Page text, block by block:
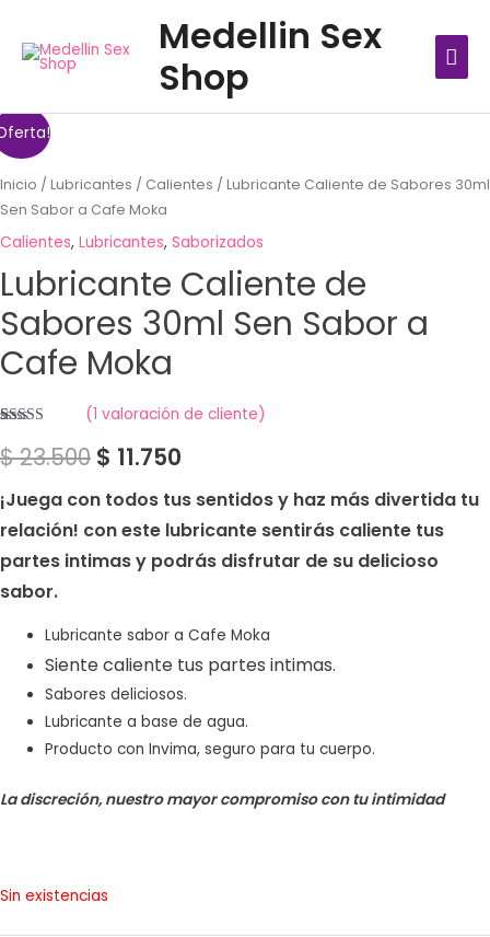
contenido
Medellin Sex
Shop
Inicio / Lubricantes / Calientes / Lubricante Caliente de Sabores 30ml
Sen Sabor a Cafe Moka
Calientes, Lubricantes, Saborizados
Lubricante Caliente de
Sabores 30ml Sen Sabor a
Cafe Moka
con4.00
de 5 en
valoración
de un
cliente
(1 valoración de cliente)
$23.500 $ 11.750
¡Juega con todos tus sentidos y haz más divertida tu
relación! con este lubricante sentirás caliente tus
partes intimas y podrás disfrutar de su delicioso
sabor.
Lubricante sabor a Cafe Moka
Siente caliente tus partes intimas.
Sabores deliciosos.
Lubricante a base de agua.
Producto con Invima, seguro para tu cuerpo.
La discreción, nuestro mayor compromiso con tu intimidad
Sin existencias